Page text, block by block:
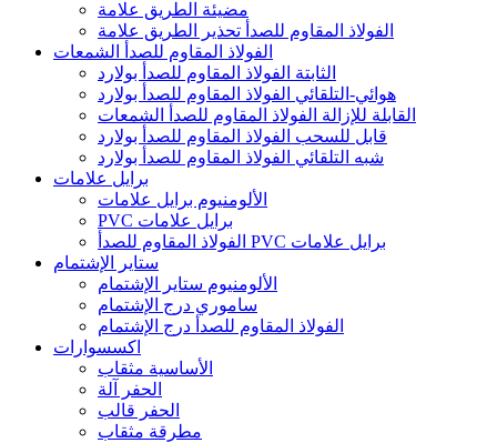
مضيئة الطريق علامة
الفولاذ المقاوم للصدأ تحذير الطريق علامة
الفولاذ المقاوم للصدأ الشمعات
الثابتة الفولاذ المقاوم للصدأ بولارد
هوائي-التلقائي الفولاذ المقاوم للصدأ بولارد
القابلة للإزالة الفولاذ المقاوم للصدأ الشمعات
قابل للسحب الفولاذ المقاوم للصدأ بولارد
شبه التلقائي الفولاذ المقاوم للصدأ بولارد
برايل علامات
الألومنيوم برايل علامات
PVC برايل علامات
الفولاذ المقاوم للصدأ PVC برايل علامات
ستاير الإشتمام
الألومنيوم ستاير الإشتمام
ساموري درج الإشتمام
الفولاذ المقاوم للصدأ درج الإشتمام
اكسسوارات
الأساسية مثقاب
الحفر آلة
الحفر قالب
مطرقة مثقاب